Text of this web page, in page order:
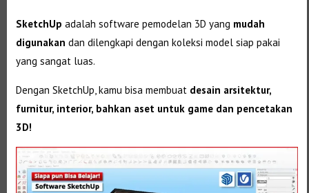
SketchUp adalah software pemodelan 3D yang mudah
digunakan dan dilengkapi dengan koleksi model siap pakai
yang sangat luas.
Dengan SketchUp, kamu bisa membuat desain arsitektur,
furnitur, interior, bahkan aset untuk game dan pencetakan
3D!